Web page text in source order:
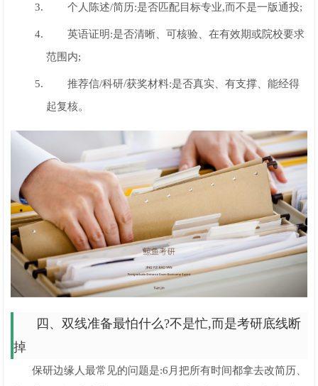
个人陈述/简历:是否匹配目标专业,而不是一版通投;
英语证明:是否清晰、可核验、在有效期或院校要求
范围内;
推荐信/科研/获奖材料:是否真实、有支撑、能经得
起复核。
四、双线准备最怕什么?不是忙,而是考研底线断
掉
保研边缘人最常见的问题是:6月把所有时间都拿去改简历、